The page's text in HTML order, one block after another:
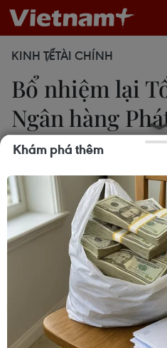
KINH TẾTÀI CHÍNH
Bổ nhiệm lại
Ngân hàng
Nam
13/06/2024 10:24
Phó Thủ tướng Lê Minh
505/QĐ-TTg ngày 12/6/
Chính phủ bổ nhiệm lại
giữ chức Tổng giám đốc
Khám phá thêm